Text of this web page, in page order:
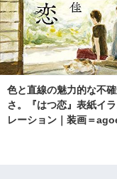
色と直線の魅力的な不
さ。『はつ恋』表紙イ
レーション｜装画＝